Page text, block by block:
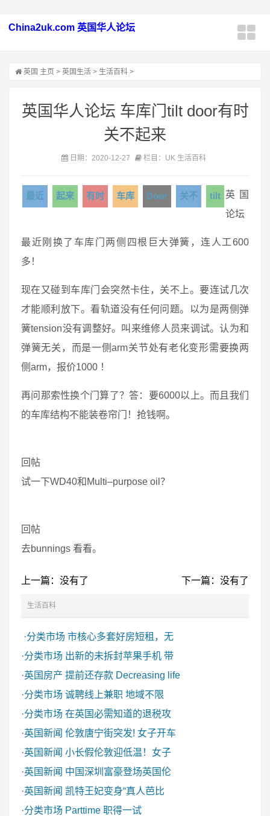
China2uk.com 英国华人论坛
英国 主页 > 英国生活 > 生活百科 >
英国华人论坛 车库门tilt door有时
关不起来
日期：2020-12-27 栏目：UK 生活百科
最近 起来 有时 车库 Door 关不 tilt 英国
论坛
最近刚换了车库门两侧四根巨大弹簧，连人工600
多！
现在又碰到车库门会突然卡住，关不上。要连试几次
才能顺利放下。看轨道没有任何问题。以为是两侧弹
簧tension没有调整好。叫来维修人员来调试。认为和
弹簧无关，而是一侧arm关节处有老化变形需要换两
侧arm，报价1000 ！
再问那索性换个门算了？答：要6000以上。而且我们
的车库结构不能装卷帘门！抢钱啊。
回帖
试一下WD40和Multi–purpose oil？
回帖
去bunnings 看看。
上一篇：没有了 下一篇：没有了
生活百科
·分类市场 市核心多套好房短租，无
·分类市场 出新的未拆封苹果手机 带
·英国房产 提前还存款 Decreasing life
·分类市场 诚聘线上兼职 地域不限
·分类市场 在英国必需知道的退税攻
·英国新闻 伦敦唐宁街突发! 女子开车
·英国新闻 小长假伦敦迎低温！女子
·英国新闻 中国深圳富豪登场英国伦
·英国新闻 凯特王妃变身“真人芭比
·分类市场 Parttime 职得一试